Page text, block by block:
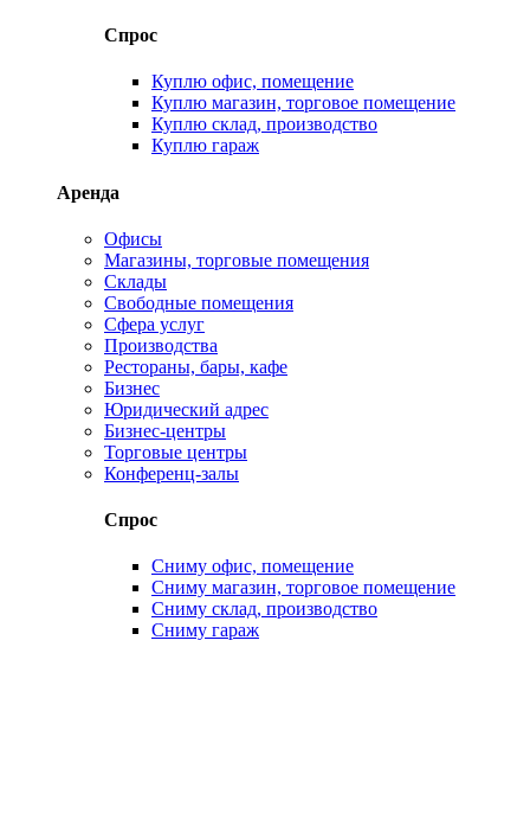
Спрос
Куплю офис, помещение
Куплю магазин, торговое помещение
Куплю склад, производство
Куплю гараж
Аренда
Офисы
Магазины, торговые помещения
Склады
Свободные помещения
Сфера услуг
Производства
Рестораны, бары, кафе
Бизнес
Юридический адрес
Бизнес-центры
Торговые центры
Конференц-залы
Спрос
Сниму офис, помещение
Сниму магазин, торговое помещение
Сниму склад, производство
Сниму гараж